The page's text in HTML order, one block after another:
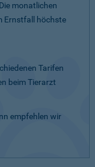
monatlichen
Ernstfall höchste
Tarifen
beim Tierarzt
empfehlen wir